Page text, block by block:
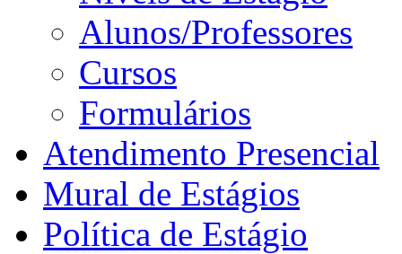
Alunos/Professores
Cursos
Formulários
Atendimento Presencial
Mural de Estágios
Política de Estágio